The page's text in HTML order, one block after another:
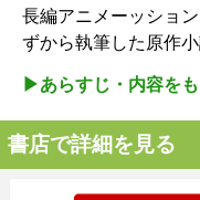
長編アニメーッショ
ずから執筆した原作小
▶︎あらすじ・内容を
書店で詳細を見る